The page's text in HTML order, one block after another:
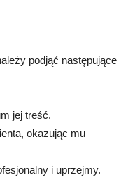
podjąć następujące
jej treść.
okazując mu
i uprzejmy.